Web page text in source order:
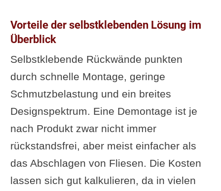
Vorteile der selbstklebenden Lösung im
Überblick
Selbstklebende Rückwände punkten
durch schnelle Montage, geringe
Schmutzbelastung und ein breites
Designspektrum. Eine Demontage ist je
nach Produkt zwar nicht immer
rückstandsfrei, aber meist einfacher als
das Abschlagen von Fliesen. Die Kosten
lassen sich gut kalkulieren, da in vielen